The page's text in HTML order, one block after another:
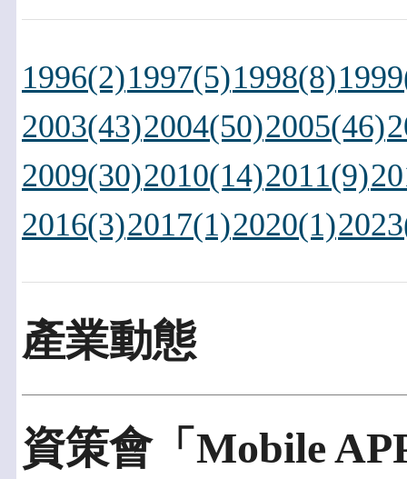
1996(2)1997(5)1998(8)
2003(43)2004(50)2005(46)
2009(30)2010(14)2011(9)
2016(3)2017(1)2020(1)
產業動態
資策會「Mobile